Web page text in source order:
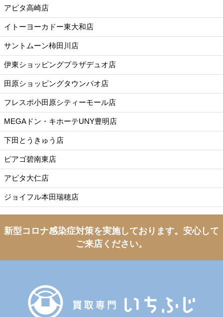
アピタ高崎店
イトーヨーカドー東大和店
サントムーン柿田川店
伊東ショッピングプラザデュオ店
田原ショッピングタウンパオ店
フレスポ小田原シティーモール店
MEGAドン・キホーテUNY豊明店
下田とうきゅう店
ピアゴ碧南東店
アピタ大仁店
ジョイフル本田瑞穂店
新型コロナ感染症対策を実施しております。 安心して
ご来店ください。